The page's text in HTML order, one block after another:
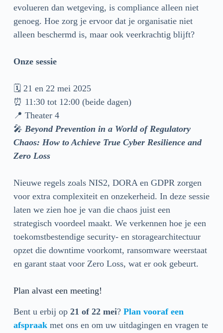
evolueren dan wetgeving, is compliance alleen niet
genoeg. Hoe zorg je ervoor dat je organisatie niet
alleen beschermd is, maar ook veerkrachtig blijft?
Onze sessie
🗓 21 en 22 mei 2025
⏰ 11:30 tot 12:00 (beide dagen)
📍 Theater 4
🎤 Beyond Prevention in a World of Regulatory
Chaos: How to Achieve True Cyber Resilience and
Zero Loss
Nieuwe regels zoals NIS2, DORA en GDPR zorgen
voor extra complexiteit en onzekerheid. In deze sessie
laten we zien hoe je van die chaos juist een
strategisch voordeel maakt. We verkennen hoe je een
toekomstbestendige security- en storagearchitectuur
opzet die downtime voorkomt, ransomware weerstaat
en garant staat voor Zero Loss, wat er ook gebeurt.
Plan alvast een meeting!
Bent u erbij op 21 of 22mei? Plan vooraf een
afspraakmet ons en om uw uitdagingen en vragen te